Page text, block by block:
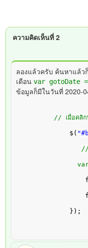
ความคิดเห็นที่ 2
ลองแล้วครับ ค้นหาแล้ว
เดือนvar gotoDate
ข้อมูลก็มีในวันที่ 2020-
// เมื่อคลิก
$(
var
});